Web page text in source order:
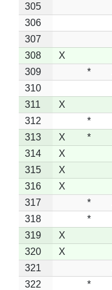
305
306
307
308
X
309
*
310
311
X
312
*
313
X *
314
X
315
X
316
X
317
*
318
*
319
X
320
X
321
322
*